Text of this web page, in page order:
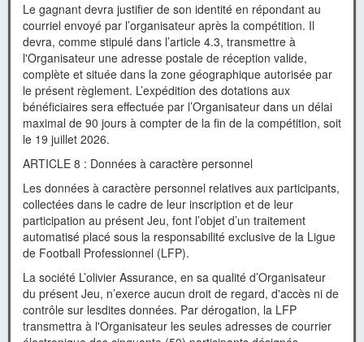
Le gagnant devra justifier de son identité en répondant au
courriel envoyé par l’organisateur après la compétition. Il
devra, comme stipulé dans l’article 4.3, transmettre à
l'Organisateur une adresse postale de réception valide,
complète et située dans la zone géographique autorisée par
le présent règlement. L’expédition des dotations aux
bénéficiaires sera effectuée par l’Organisateur dans un délai
maximal de 90 jours à compter de la fin de la compétition, soit
le 19 juillet 2026.
ARTICLE 8 : Données à caractère personnel
Les données à caractère personnel relatives aux participants,
collectées dans le cadre de leur inscription et de leur
participation au présent Jeu, font l’objet d’un traitement
automatisé placé sous la responsabilité exclusive de la Ligue
de Football Professionnel (LFP).
La société L’olivier Assurance, en sa qualité d’Organisateur
du présent Jeu, n’exerce aucun droit de regard, d'accès ni de
contrôle sur lesdites données. Par dérogation, la LFP
transmettra à l'Organisateur les seules adresses de courrier